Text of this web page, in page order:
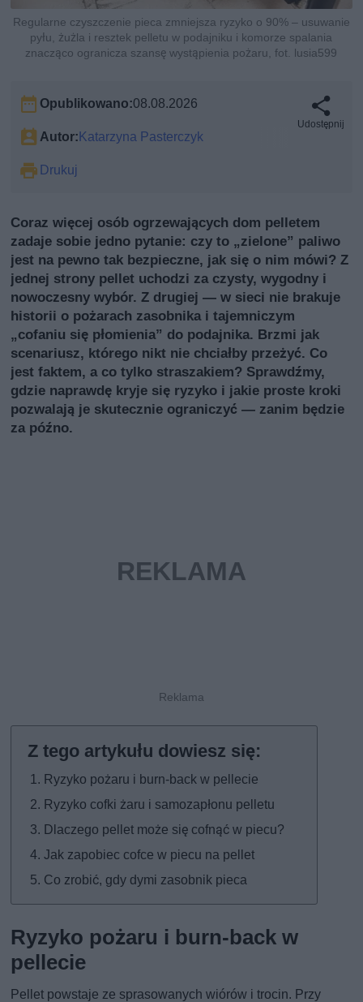
Regularne czyszczenie pieca zmniejsza ryzyko o 90% – usuwanie
pyłu, żużla i resztek pelletu w podajniku i komorze spalania
znacząco ogranicza szansę wystąpienia pożaru, fot. lusia599
Opublikowano:08.08.2026
Autor:Katarzyna Pasterczyk
Drukuj
Udostępnij
Coraz więcej osób ogrzewających dom pelletem
zadaje sobie jedno pytanie: czy to „zielone” paliwo
jest na pewno tak bezpieczne, jak się o nim mówi? Z
jednej strony pellet uchodzi za czysty, wygodny i
nowoczesny wybór. Z drugiej — w sieci nie brakuje
historii o pożarach zasobnika i tajemniczym
„cofaniu się płomienia” do podajnika. Brzmi jak
scenariusz, którego nikt nie chciałby przeżyć. Co
jest faktem, a co tylko straszakiem? Sprawdźmy,
gdzie naprawdę kryje się ryzyko i jakie proste kroki
pozwalają je skutecznie ograniczyć — zanim będzie
za późno.
Ryzyko pożaru i burn-back w pellecie
Ryzyko cofki żaru i samozapłonu pelletu
Dlaczego pellet może się cofnąć w piecu?
Jak zapobiec cofce w piecu na pellet
Co zrobić, gdy dymi zasobnik pieca
Ryzyko pożaru i burn-back w
pellecie
Pellet powstaje ze sprasowanych wiórów i trocin. Przy